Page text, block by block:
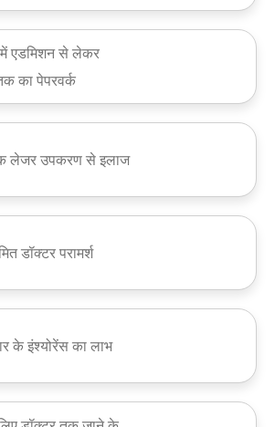
में एडमिशन से लेकर
का पेपरवर्क
लेजर उपकरण से इलाज
डॉक्टर परामर्श
के इंश्योरेंस का लाभ